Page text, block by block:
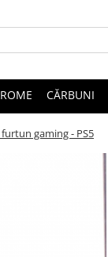
CĂRBUNI
gaming - PS5